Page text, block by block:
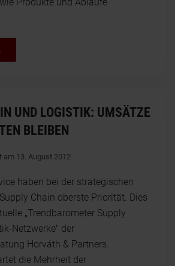
UND LOGISTIK: UMSÄTZE
BLEIBEN
13. August 2012
haben bei der strategischen
Chain oberste Priorität. Dies
„Trendbarometer Supply
Netzwerke" der
Horváth & Partners.
die Mehrheit der